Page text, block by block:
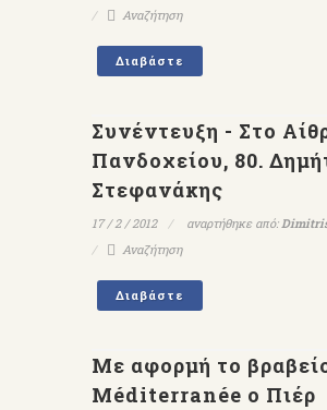
Αναζήτηση
Διαβάστε
Συνέντευξη - Στο
Πανδοχείου, 80.
Στεφανάκης
17 / 2 / 2012 αναρτήθηκε από:
Αναζήτηση
Διαβάστε
Με αφορμή το
Méditerranée ο Πιέρ